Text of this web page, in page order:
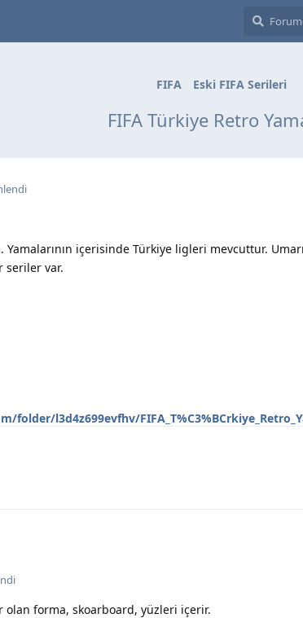
FIFA Eski FIFA Serileri
FIFA Türkiye Retro
Yamalarının içerisinde Türkiye ligleri mevcuttur.
seriler var.
l3d4z699evfhv/
olan forma, skoarboard, yüzleri içerir.